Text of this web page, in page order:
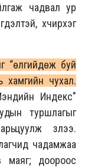
чадвал ур
хүчирхэг
“өлгийдөж буй
хамгийн чухал.
Индекс"
туршлагыг
үзлээ.
чадамжаа
маяг; доороос